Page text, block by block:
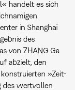
handelt es sich
in Shanghai
des
von ZHANG Ga
abzielt, den
»Zeit-
des wertvollen